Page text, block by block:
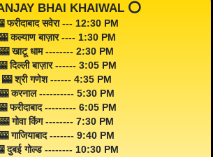
BHAI KHAIWAL ⭕️
फरीदाबाद सवेरा --- 12:30 PM
कल्याण बाज़ार ---- 1:30 PM
🎰 खाटू धाम -------- 2:30 PM
दिल्ली बाज़ार ------ 3:05 PM
🎰 श्री गणेश ------ 4:35 PM
🎰 करनाल ---------- 5:30 PM
फरीदाबाद --------- 6:05 PM
🎰 गोवा किंग -------- 7:30 PM
🎰 गाजियाबाद ------- 9:40 PM
दुबई गोल्ड -------- 10:30 PM